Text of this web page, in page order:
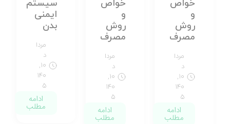
خواص
و
روش
مصرف
مردا
د
۱۰,
۱۴۰
۵
ادامه
مطلب
خواص
و
روش
مصرف
مردا
د
۱۰,
۱۴۰
۵
ادامه
مطلب
سیستم
ایمنی
بدن
مردا
د
۱۰,
۱۴۰
۵
ادامه
مطلب